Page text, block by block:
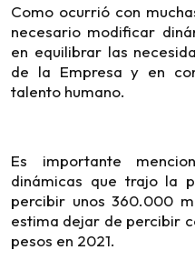
Como ocurrió con
necesario modificar
en equilibrar las
de la Empresa y en
talento humano.
Es importante
dinámicas que trajo la
percibir unos 360.000
estima dejar de percibir
pesos en 2021.